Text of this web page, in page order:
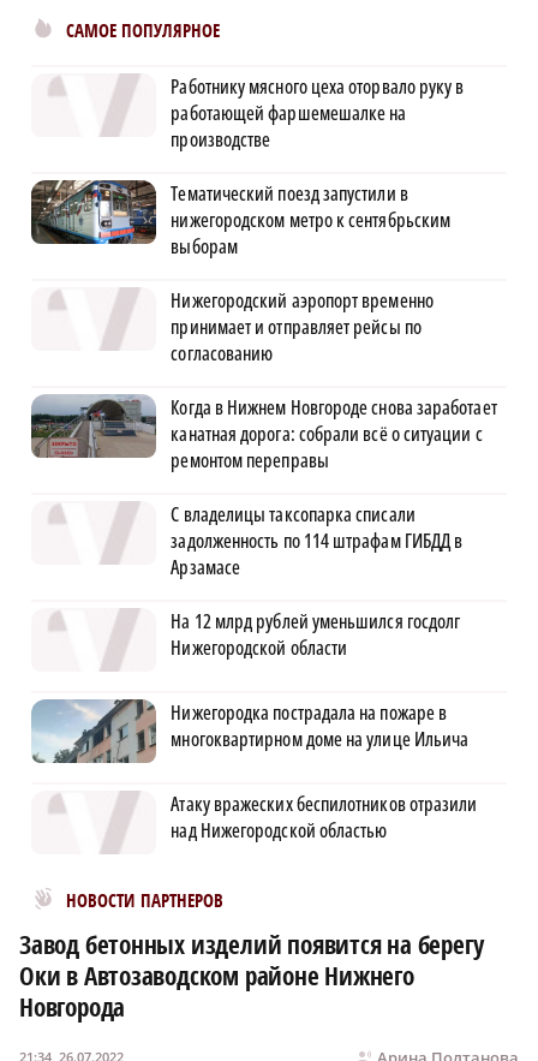
САМОЕ ПОПУЛЯРНОЕ
Работнику мясного цеха оторвало руку в
работающей фаршемешалке на
производстве
Тематический поезд запустили в
нижегородском метро к сентябрьским
выборам
Нижегородский аэропорт временно
принимает и отправляет рейсы по
согласованию
Когда в Нижнем Новгороде снова заработает
канатная дорога: собрали всё о ситуации с
ремонтом переправы
С владелицы таксопарка списали
задолженность по 114 штрафам ГИБДД в
Арзамасе
На 12 млрд рублей уменьшился госдолг
Нижегородской области
Нижегородка пострадала на пожаре в
многоквартирном доме на улице Ильича
Атаку вражеских беспилотников отразили
над Нижегородской областью
НОВОСТИ ПАРТНЕРОВ
Новости МирТесен
Завод бетонных изделий появится на берегу
Оки в Автозаводском районе Нижнего
Новгорода
21:34, 26.07.2022